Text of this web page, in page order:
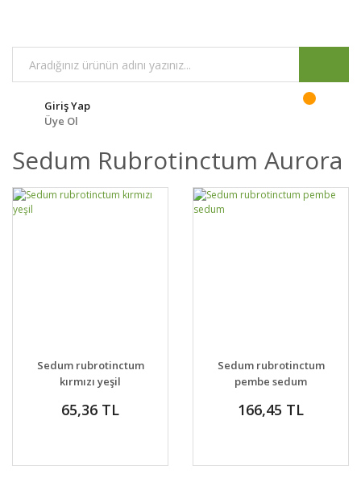
Giriş Yap
Üye Ol
Sedum Rubrotinctum Aurora
DETAYLAR
VER
Sedum rubrotinctum
kırmızı yeşil
65,36 TL
DETAYLAR
VER
Sedum rubrotinctum
pembe sedum
166,45 TL